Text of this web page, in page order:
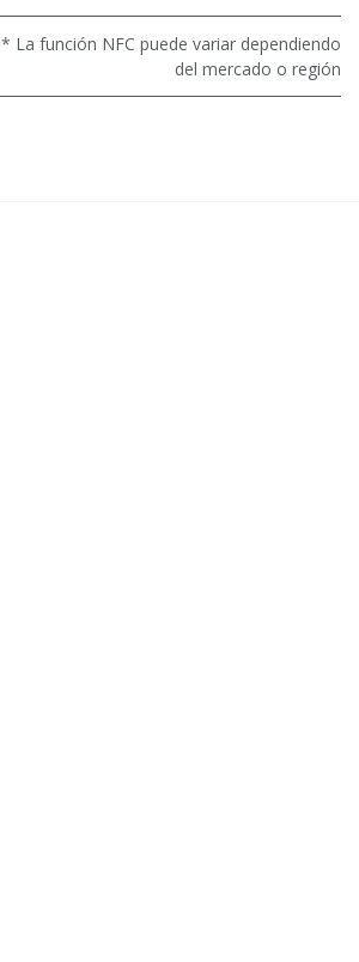
* La función NFC puede variar dependiendo
del mercado o región